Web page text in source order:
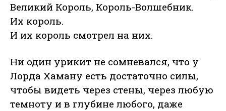
Великий Король, Король-Волшебник.
Их король.
И их король смотрел на них.
Ни один урикит не сомневался, что у
Лорда Хаману есть достаточно силы,
чтобы видеть через стены, через любую
темноту и в глубине любого, даже